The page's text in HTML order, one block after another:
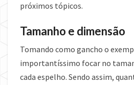
próximos tópicos.
Tamanho e dimensão
Tomando como gancho o
importantíssimo focar no
cada espelho. Sendo assim,